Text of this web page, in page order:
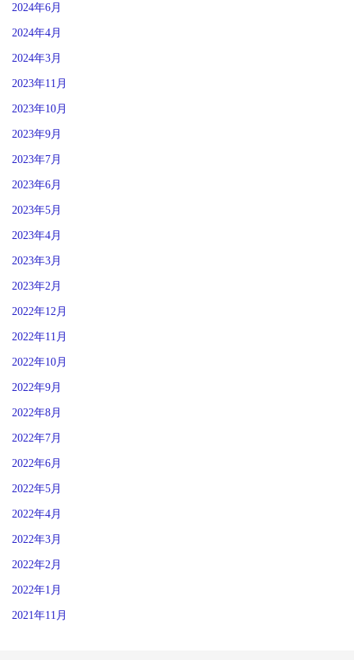
2024年6月
2024年4月
2024年3月
2023年11月
2023年10月
2023年9月
2023年7月
2023年6月
2023年5月
2023年4月
2023年3月
2023年2月
2022年12月
2022年11月
2022年10月
2022年9月
2022年8月
2022年7月
2022年6月
2022年5月
2022年4月
2022年3月
2022年2月
2022年1月
2021年11月